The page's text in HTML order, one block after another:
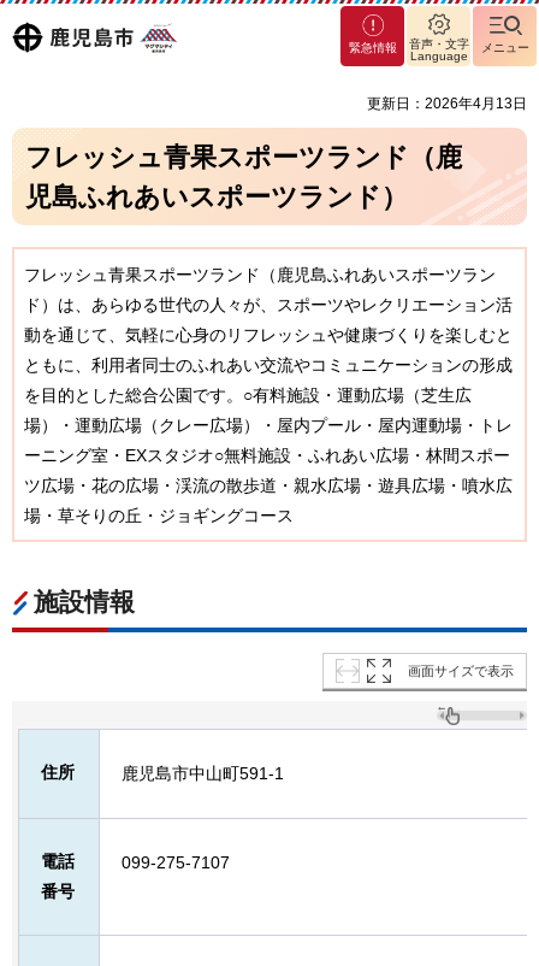
鹿児島
マグ
マシ
緊急情報
音声・文字
Language
メニュー
更新日：2026年4月13日
フレッシュ青果スポーツランド（鹿
児島ふれあいスポーツランド）
フレッシュ青果スポーツランド（鹿児島ふれあいスポーツラン
ド）は、あらゆる世代の人々が、スポーツやレクリエーション活
動を通じて、気軽に心身のリフレッシュや健康づくりを楽しむと
ともに、利用者同士のふれあい交流やコミュニケーションの形成
を目的とした総合公園です。○有料施設・運動広場（芝生広
場）・運動広場（クレー広場）・屋内プール・屋内運動場・トレ
ーニング室・EXスタジオ○無料施設・ふれあい広場・林間スポー
ツ広場・花の広場・渓流の散歩道・親水広場・遊具広場・噴水広
場・草そりの丘・ジョギングコース
施設情報
画面サイズで表示
住所 鹿児島市中山町591-1
電話
番号
099-275-7107